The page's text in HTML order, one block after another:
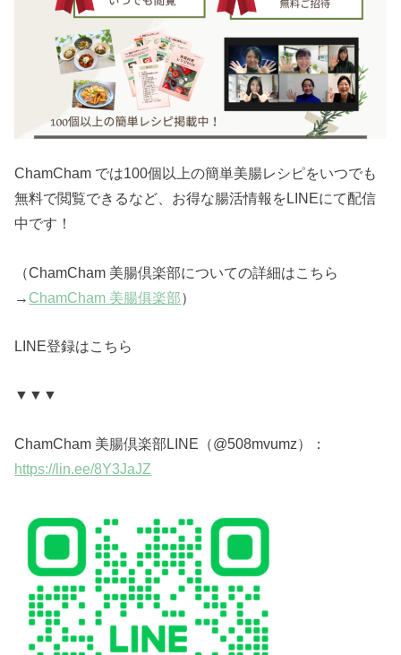
ChamCham では100個以上の簡単美腸レシピをいつでも
無料で閲覧できるなど、お得な腸活情報をLINEにて配信
中です！
（ChamCham 美腸倶楽部についての詳細はこちら
→ ChamCham 美腸俱楽部）
LINE登録はこちら
▼▼▼
ChamCham 美腸倶楽部LINE（@508mvumz）：
https://lin.ee/8Y3JaJZ